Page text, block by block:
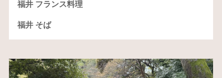
福井 フランス料理
福井 そば